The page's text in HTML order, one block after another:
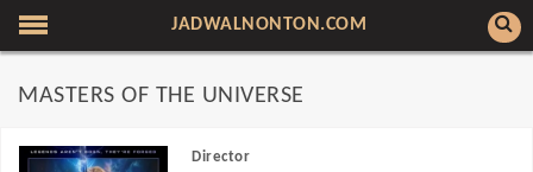
JADWALNONTON.COM
MASTERS OF THE UNIVERSE
Director